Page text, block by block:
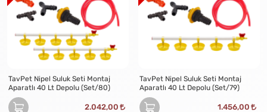
TavPet Nipel Suluk Seti Montaj
Aparatlı 40 Lt Depolu (Set/80)
2.042,00
TavPet Nipel Suluk Seti Montaj
Aparatlı 40 Lt Depolu (Set/79)
1.456,00